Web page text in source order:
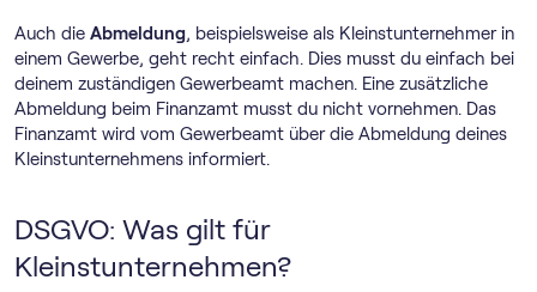
Auch die Abmeldung, beispielsweise als Kleinstunternehmer in
einem Gewerbe, geht recht einfach. Dies musst du einfach bei
deinem zuständigen Gewerbeamt machen. Eine zusätzliche
Abmeldung beim Finanzamt musst du nicht vornehmen. Das
Finanzamt wird vom Gewerbeamt über die Abmeldung deines
Kleinstunternehmens informiert.
DSGVO: Was gilt für
Kleinstunternehmen?